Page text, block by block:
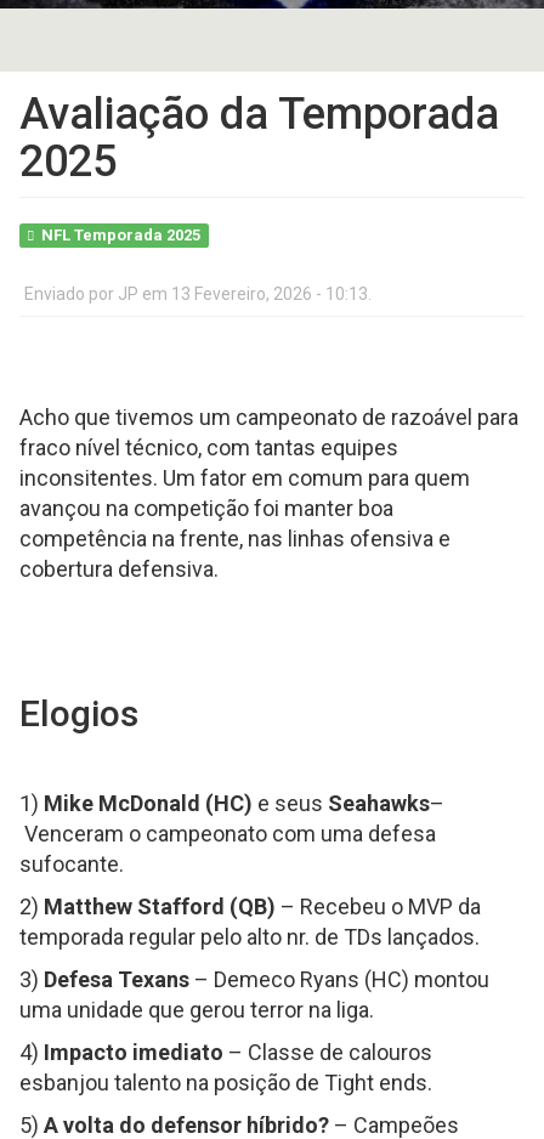
Avaliação da Temporada
2025
NFL Temporada 2025
Enviado por JP em 13 Fevereiro, 2026 - 10:13.
Acho que tivemos um campeonato de razoável para
fraco nível técnico, com tantas equipes
inconsitentes. Um fator em comum para quem
avançou na competição foi manter boa
competência na frente, nas linhas ofensiva e
cobertura defensiva.
Elogios
1) Mike McDonald (HC) e seus Seahawks–
Venceram o campeonato com uma defesa
sufocante.
2) Matthew Stafford (QB) – Recebeu o MVP da
temporada regular pelo alto nr. de TDs lançados.
3) Defesa Texans – Demeco Ryans (HC) montou
uma unidade que gerou terror na liga.
4) Impacto imediato – Classe de calouros
esbanjou talento na posição de Tight ends.
5) A volta do defensor híbrido? – Campeões